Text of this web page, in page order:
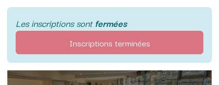
Les inscriptions sontfermées
Inscriptions terminées